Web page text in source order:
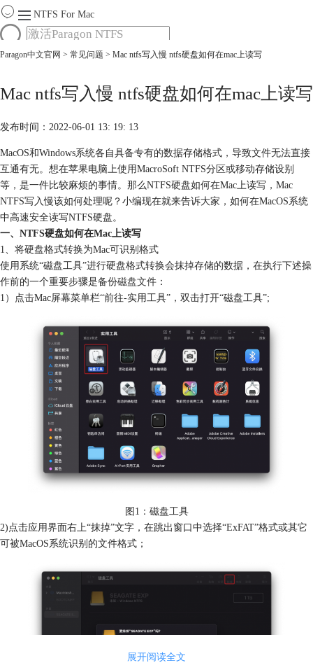
NTFS For Mac
首页
服务
Mac软件大全
Paragon中文官网 > 常见问题 > Mac ntfs写入慢 ntfs硬盘如何在mac上读写
Mac ntfs写入慢 ntfs硬盘如何在mac上读写
发布时间：2022-06-01 13: 19: 13
MacOS和Windows系统各自具备专有的数据存储格式，导致文件无法直接
互通有无。想在苹果电脑上使用MacroSoft NTFS分区或移动存储设别
等，是一件比较麻烦的事情。那么NTFS硬盘如何在Mac上读写，Mac
NTFS写入慢该如何处理呢？小编现在就来告诉大家，如何在MacOS系统
中高速安全读写NTFS硬盘。
一、NTFS硬盘如何在Mac上读写
1、将硬盘格式转换为Mac可识别格式
使用系统“磁盘工具”进行硬盘格式转换会抹掉存储的数据，在执行下述操
作前的一个重要步骤是备份磁盘文件 ：
1）点击Mac屏幕菜单栏“前往-实用工具”，双击打开“磁盘工具”;
图1：磁盘工具
2)点击应用界面右上“抹掉”文字，在跳出窗口中选择“ExFAT”格式或其它
可被MacOS系统识别的文件格式；
展开阅读全文